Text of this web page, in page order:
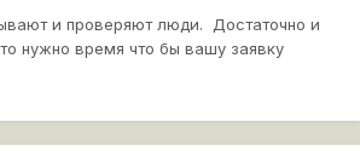
и проверяют люди. Достаточно и
нужно время что бы вашу заявку